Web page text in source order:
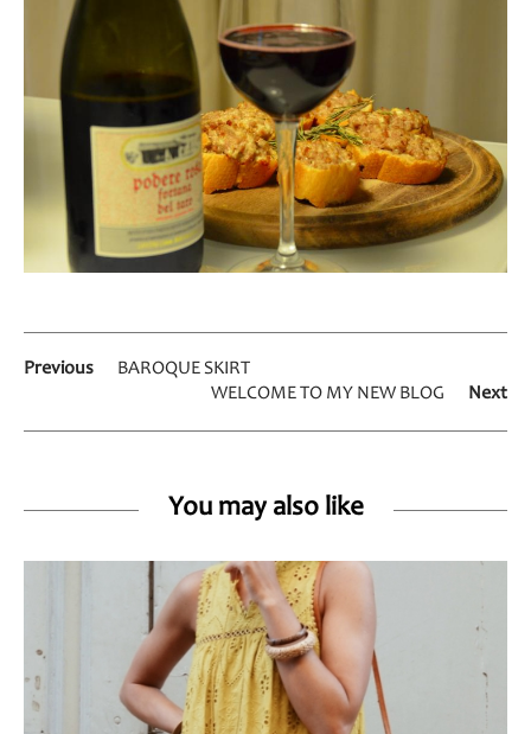
Previous
BAROQUE SKIRT
Next
WELCOME TO MY NEW BLOG
You may also like